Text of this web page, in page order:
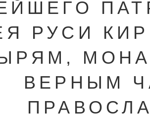
РУСИ
ВЕРНЫМ